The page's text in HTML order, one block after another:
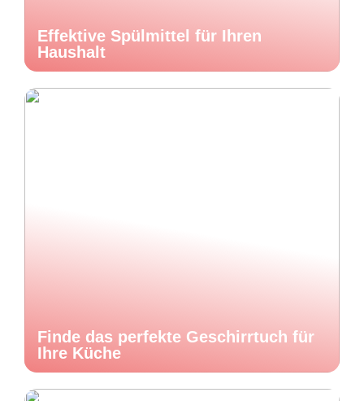
Effektive Spülmittel für Ihren
Haushalt
Finde das perfekte Geschirrtuch für
Ihre Küche